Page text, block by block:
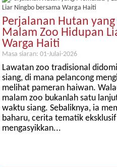
Perjalanan Hutan
Malam Zoo Hidupan
Warga Haiti
Masa siaran: 01-Julai-2026
Lawatan zoo tradisional
siang, di mana pelancong
melihat pameran haiwan.
malam zoo bukanlah satu
waktu siang. Sebaliknya, ia
baharu, cerita tematik
mengasyikkan...